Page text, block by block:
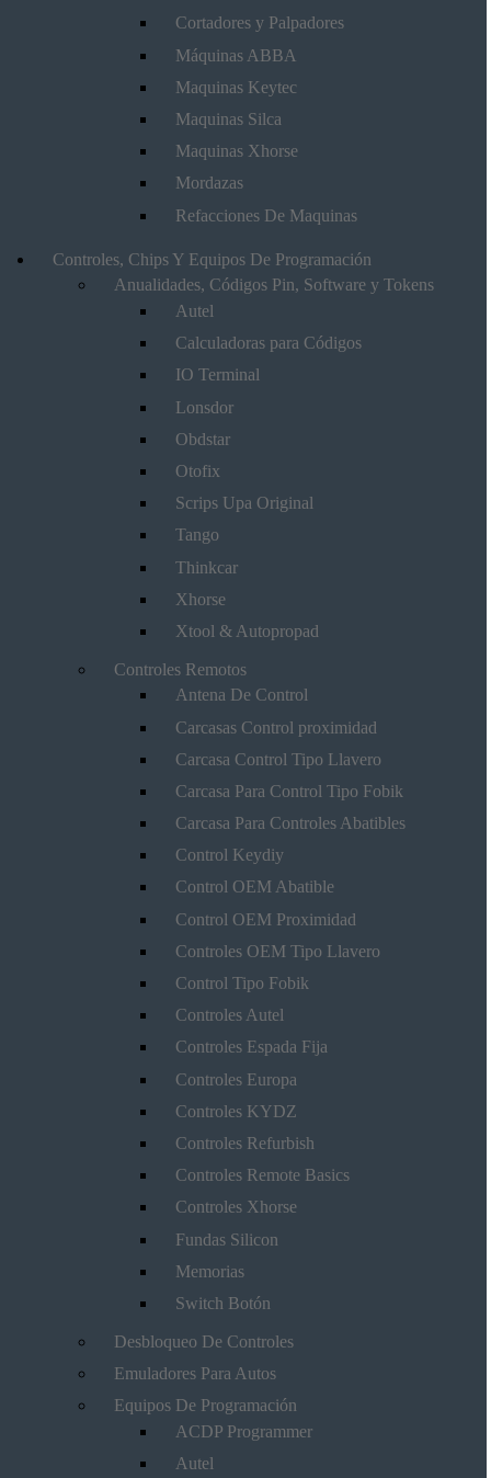
Cortadores y Palpadores
Máquinas ABBA
Maquinas Keytec
Maquinas Silca
Maquinas Xhorse
Mordazas
Refacciones De Maquinas
Controles, Chips Y Equipos De Programación
Anualidades, Códigos Pin, Software y Tokens
Autel
Calculadoras para Códigos
IO Terminal
Lonsdor
Obdstar
Otofix
Scrips Upa Original
Tango
Thinkcar
Xhorse
Xtool & Autopropad
Controles Remotos
Antena De Control
Carcasas Control proximidad
Carcasa Control Tipo Llavero
Carcasa Para Control Tipo Fobik
Carcasa Para Controles Abatibles
Control Keydiy
Control OEM Abatible
Control OEM Proximidad
Controles OEM Tipo Llavero
Control Tipo Fobik
Controles Autel
Controles Espada Fija
Controles Europa
Controles KYDZ
Controles Refurbish
Controles Remote Basics
Controles Xhorse
Fundas Silicon
Memorias
Switch Botón
Desbloqueo De Controles
Emuladores Para Autos
Equipos De Programación
ACDP Programmer
Autel